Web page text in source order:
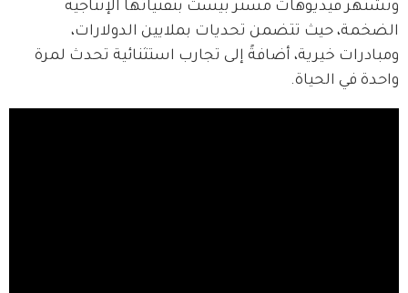
وتشتهر فيديوهات مستر بيست بتقنياتها الإنتاجية
الضخمة، حيث تتضمن تحديات بملايين الدولارات،
ومبادرات خيرية، أضافةً إلى تجارب استثنائية تحدث لمرة
واحدة في الحياة.